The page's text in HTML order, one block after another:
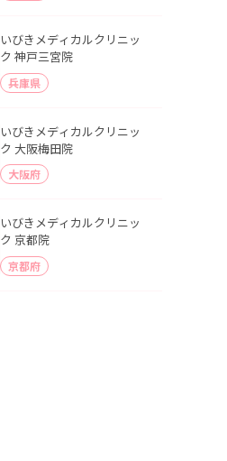
いびきメディカルクリニッ
ク 神戸三宮院
兵庫県
いびきメディカルクリニッ
ク 大阪梅田院
大阪府
いびきメディカルクリニッ
ク 京都院
京都府